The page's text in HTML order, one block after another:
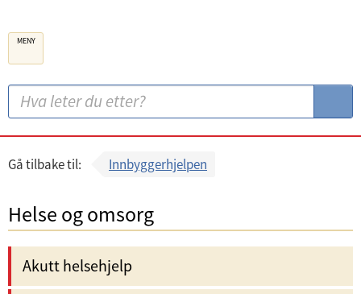
g
e
n
m
u
ø
k
:
S
ø
MENY
Gå tilbake til: Innbyggerhjelpen
Helse og omsorg
Akutt helsehjelp